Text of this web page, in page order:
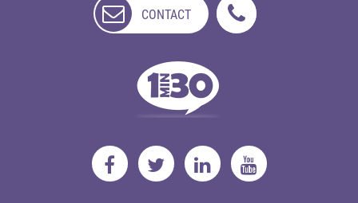
CONTACT
DISPONIBLE